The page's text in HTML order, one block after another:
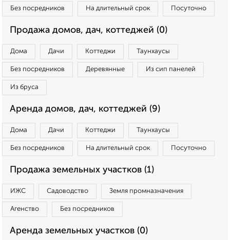
Без посредников На длительный срок Посуточно
Продажа домов, дач, коттеджей (0)
Дома Дачи Коттеджи Таунхаусы
Без посредников Деревянные Из сип панелей
Из бруса
Аренда домов, дач, коттеджей (9)
Дома Дачи Коттеджи Таунхаусы
Без посредников На длительный срок Посуточно
Продажа земельных участков (1)
ИЖС Садоводство Земля промназначения
Агенство Без посредников
Аренда земельных участков (0)